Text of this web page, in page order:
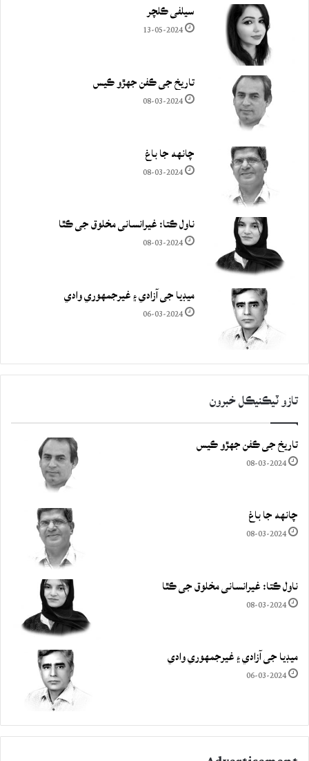
سيلفي ڪلچر
13-05-2024
تاريخ جي ڪفن جھڙو ڪيس
08-03-2024
چانهه جا باغ
08-03-2024
ناول ڪتا: غيرانساني مخلوق جي ڪٿا
08-03-2024
ميڊيا جي آزادي ۽ غيرجمھوري وادي
06-03-2024
تازو ٽيڪنيڪل خبرون
تاريخ جي ڪفن جھڙو ڪيس
08-03-2024
چانهه جا باغ
08-03-2024
ناول ڪتا: غيرانساني مخلوق جي ڪٿا
08-03-2024
ميڊيا جي آزادي ۽ غيرجمھوري وادي
06-03-2024